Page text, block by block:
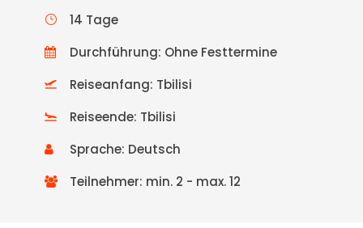
14 Tage
Durchführung: Ohne Festtermine
Reiseanfang: Tbilisi
Reiseende: Tbilisi
Sprache: Deutsch
Teilnehmer: min. 2 - max. 12